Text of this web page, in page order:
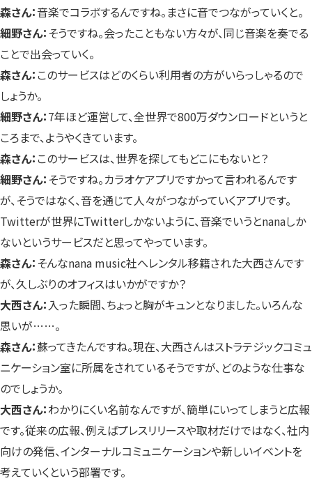
森さん：音楽でコラボするんですね。まさに音でつながっていくと。
細野さん： そうですね。会ったこともない方々が、同じ音楽を奏でる
ことで出会っていく。
森さん： このサービスはどのくらい利用者の方がいらっしゃるので
しょうか。
細野さん：7年ほど運営して、全世界で800万ダウンロードというと
ころまで、ようやくきています。
森さん： このサービスは、世界を探してもどこにもないと？
細野さん： そうですね。カラオケアプリですかって言われるんです
が、そうではなく、音を通じて人々がつながっていくアプリです。
Twitterが世界にTwitterしかないように、音楽でいうとnanaしか
ないというサービスだと思ってやっています。
森さん： そんなnana music社へレンタル移籍された大西さんです
が、久しぶりのオフィスはいかがですか？
大西さん： 入った瞬間、ちょっと胸がキュンとなりました。いろんな
思いが……。
森さん：蘇ってきたんですね。現在、大西さんはストラテジックコミュ
ニケーション室に所属をされているそうですが、どのような仕事な
のでしょうか。
大西さん：わかりにくい名前なんですが、簡単にいってしまうと広報
です。従来の広報、例えばプレスリリースや取材だけではなく、社内
向けの発信、インターナルコミュニケーションや新しいイベントを
考えていくという部署です。